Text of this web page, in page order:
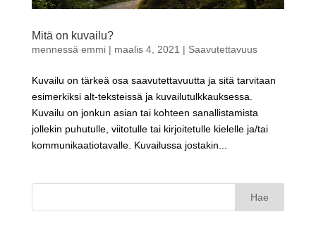
Mitä on kuvailu?
mennessä emmi| maalis 4, 2021 | Saavutettavuus
Kuvailu on tärkeä osa saavutettavuutta ja sitä tarvitaan
esimerkiksi alt-teksteissä ja kuvailutulkkauksessa.
Kuvailu on jonkun asian tai kohteen sanallistamista
jollekin puhutulle, viitotulle tai kirjoitetulle kielelle ja/tai
kommunikaatiotavalle. Kuvailussa jostakin...
Haku: